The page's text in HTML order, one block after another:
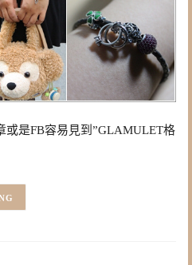
或是FB容易見到”GLAMULET格